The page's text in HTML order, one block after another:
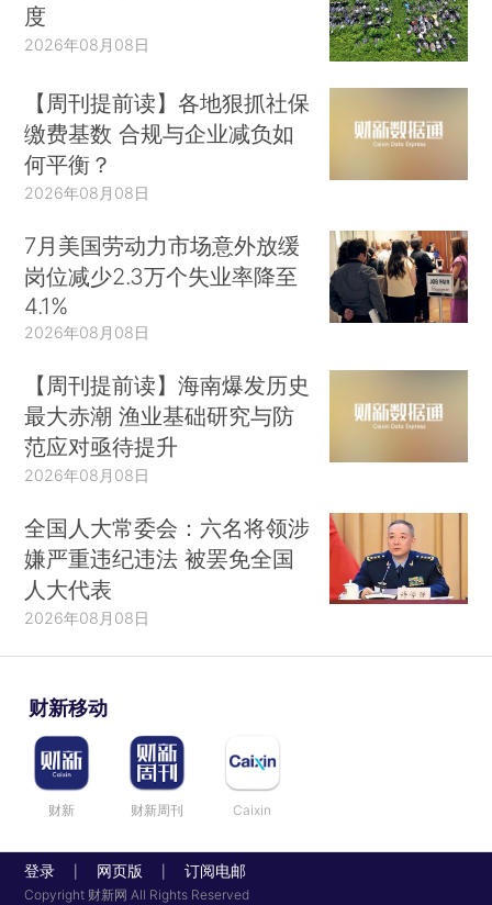
度
2026年08月08日
【周刊提前读】各地狠抓社保
缴费基数 合规与企业减负如
何平衡？
2026年08月08日
7月美国劳动力市场意外放缓
岗位减少2.3万个失业率降至
4.1%
2026年08月08日
【周刊提前读】海南爆发历史
最大赤潮 渔业基础研究与防
范应对亟待提升
2026年08月08日
全国人大常委会：六名将领涉
嫌严重违纪违法 被罢免全国
人大代表
2026年08月08日
财新移动
财新 财新周刊 Caixin
登录 网页版 订阅电邮
Copyright 财新网 All Rights Reserved